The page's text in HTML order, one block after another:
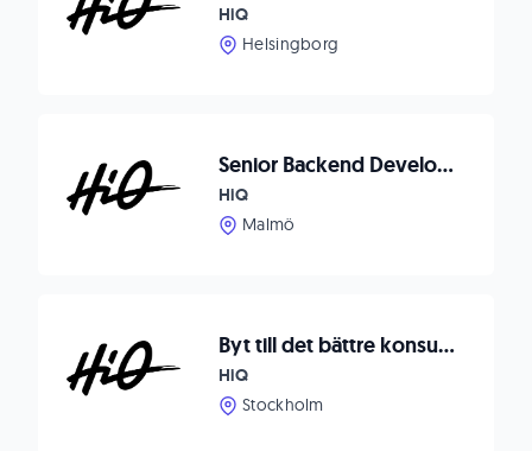
HiQ
Helsingborg
Senior Backend Developer till Malmö
HiQ
Malmö
Byt till det bättre konsultbolaget
HiQ
Stockholm